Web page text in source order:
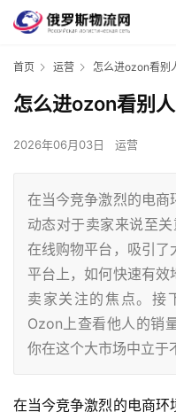
首页 运营 怎么进ozon看别
怎么进ozon看别
2026年06月03日 运营
在当今竞争激烈的电商
动态对于卖家来说至
在线购物平台，吸引了
平台上，如何快速有效
卖家关注的焦点。接
Ozon上查看他人的销
你在这个大市场中立于
在当今竞争激烈的电商